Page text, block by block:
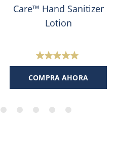
Care™ Hand Sanitizer
Lotion
5.0
de
COMPRA AHORA